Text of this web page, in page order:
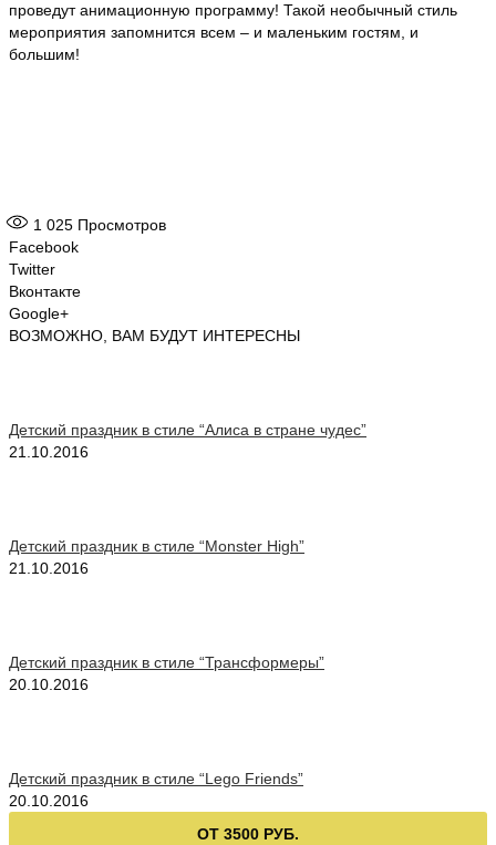
проведут анимационную программу! Такой необычный стиль
мероприятия запомнится всем – и маленьким гостям, и
большим!
1 025 Просмотров
Facebook
Twitter
Вконтакте
Google+
ВОЗМОЖНО, ВАМ БУДУТ ИНТЕРЕСНЫ
Детский праздник в стиле “Алиса в стране чудес”
21.10.2016
Детский праздник в стиле “Monster High”
21.10.2016
Детский праздник в стиле “Трансформеры”
20.10.2016
Детский праздник в стиле “Lego Friends”
20.10.2016
ОТ 3500 РУБ.